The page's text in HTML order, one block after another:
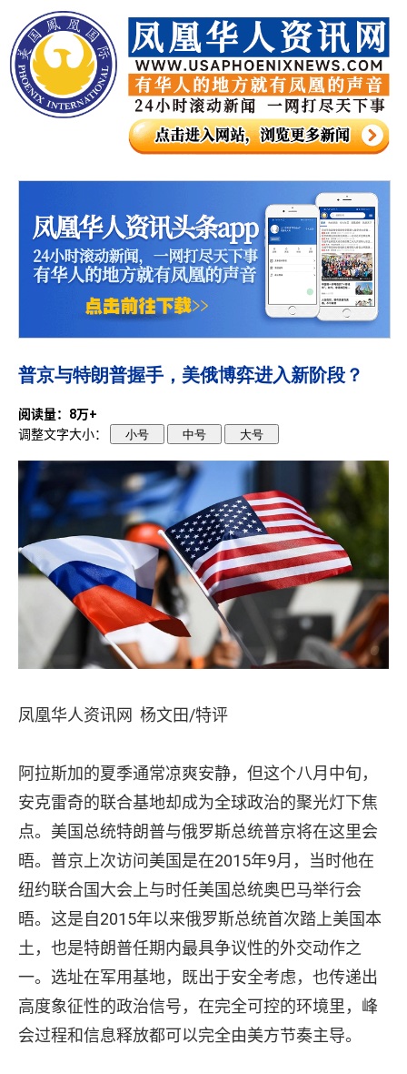
普京与特朗普握手，美俄博弈进入新阶段？
阅读量：8万+
调整文字大小：
小号 中号 大号
凤凰华人资讯网 杨文田/特评
阿拉斯加的夏季通常凉爽安静，但这个八月中旬，
安克雷奇的联合基地却成为全球政治的聚光灯下焦
点。美国总统特朗普与俄罗斯总统普京将在这里会
晤。普京上次访问美国是在2015年9月，当时他在
纽约联合国大会上与时任美国总统奥巴马举行会
晤。这是自2015年以来俄罗斯总统首次踏上美国本
土，也是特朗普任期内最具争议性的外交动作之
一。选址在军用基地，既出于安全考虑，也传递出
高度象征性的政治信号，在完全可控的环境里，峰
会过程和信息释放都可以完全由美方节奏主导。